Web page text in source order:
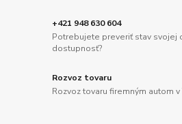
+421 948 630 604
Potrebujete preveriť stav svojej
dostupnosť?
Rozvoz tovaru
Rozvoz tovaru firemným autom